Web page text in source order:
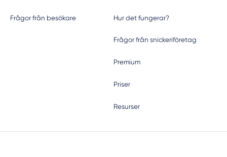
Frågor från besökare Hur det fungerar?
Frågor från snickeriföretag
Premium
Priser
Resurser